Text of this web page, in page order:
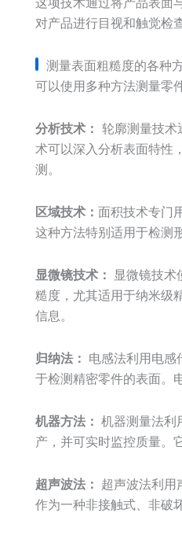
对产品进行目视和触觉检
测量表面粗糙度的各种
可以使用多种方法测量零
分析技术： 轮廓测量技术
术可以深入分析表面特性
测。
区域技术： 面积技术专门
这种方法特别适用于检测
显微镜技术： 显微镜技术
糙度，尤其适用于纳米级
信息。
归纳法： 电感法利用电感
于检测精密零件的表面。
机器方法： 机器测量法利
产，并可实时监控质量。
超声波法： 超声波法利用
作为一种非接触式、非破